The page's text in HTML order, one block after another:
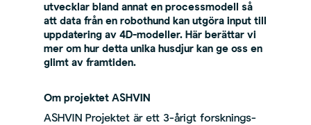
utvecklar bland annat en processmodell så
att data från en robothund kan utgöra input till
uppdatering av 4D-modeller. Här berättar vi
mer om hur detta unika husdjur kan ge oss en
glimt av framtiden.
Om projektet ASHVIN
ASHVIN Projektet är ett 3-årigt forsknings-